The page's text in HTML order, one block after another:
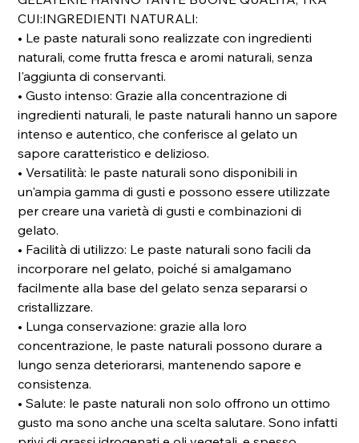
CUI:INGREDIENTI NATURALI:
• Le paste naturali sono realizzate con ingredienti
naturali, come frutta fresca e aromi naturali, senza
l'aggiunta di conservanti.
• Gusto intenso: Grazie alla concentrazione di
ingredienti naturali, le paste naturali hanno un sapore
intenso e autentico, che conferisce al gelato un
sapore caratteristico e delizioso.
• Versatilità: le paste naturali sono disponibili in
un'ampia gamma di gusti e possono essere utilizzate
per creare una varietà di gusti e combinazioni di
gelato.
• Facilità di utilizzo: Le paste naturali sono facili da
incorporare nel gelato, poiché si amalgamano
facilmente alla base del gelato senza separarsi o
cristallizzare.
• Lunga conservazione: grazie alla loro
concentrazione, le paste naturali possono durare a
lungo senza deteriorarsi, mantenendo sapore e
consistenza.
• Salute: le paste naturali non solo offrono un ottimo
gusto ma sono anche una scelta salutare. Sono infatti